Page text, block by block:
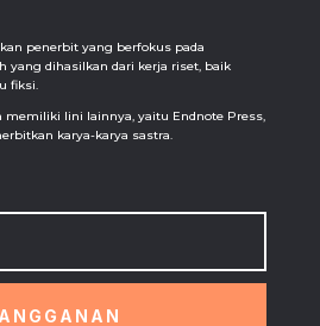
penerbit yang berfokus pada
yang dihasilkan dari kerja riset, baik
fiksi.
memiliki lini lainnya, yaitu Endnote Press,
karya-karya sastra.